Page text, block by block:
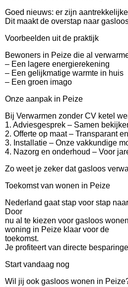
Goed nieuws: er zijn
Dit maakt de overstap naar
Voorbeelden uit de praktijk
Bewoners in Peize die al
– Een lagere energierekening
– Een gelijkmatige warmte in huis
– Een groen imago
Onze aanpak in Peize
Bij Verwarmen zonder CV ketel
1. Adviesgesprek – Samen
2. Offerte op maat – Transparant
3. Installatie – Onze vakkundige
4. Nazorg en onderhoud – Voor
Zo weet je zeker dat gasloos
Toekomst van wonen in Peize
Nederland gaat stap voor stap
Door
nu al te kiezen voor gasloos
woning in Peize klaar voor de
toekomst.
Je profiteert van directe
Start vandaag nog
Wil jij ook gasloos wonen in